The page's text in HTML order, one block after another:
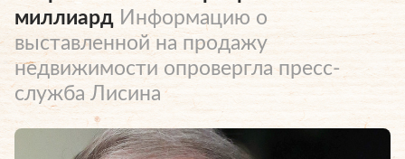
миллиард Информацию о
выставленной на продажу
недвижимости опровергла пресс-
служба Лисина